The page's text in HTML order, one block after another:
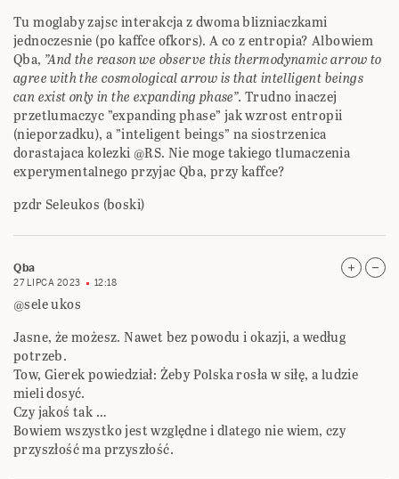
Tu moglaby zajsc interakcja z dwoma blizniaczkami
jednoczesnie (po kaffce ofkors). A co z entropia? Albowiem
Qba, ”And the reason we observe this thermodynamic arrow to
agree with the cosmological arrow is that intelligent beings
can exist only in the expanding phase”. Trudno inaczej
przetlumaczyc ”expanding phase” jak wzrost entropii
(nieporzadku), a ”inteligent beings” na siostrzenica
dorastajaca kolezki @RS. Nie moge takiego tlumaczenia
experymentalnego przyjac Qba, przy kaffce?
pzdr Seleukos (boski)
Qba
27 LIPCA 2023 12:18
@sele ukos
Jasne, że możesz. Nawet bez powodu i okazji, a według
potrzeb.
Tow, Gierek powiedział: Żeby Polska rosła w siłę, a ludzie
mieli dosyć.
Czy jakoś tak …
Bowiem wszystko jest względne i dlatego nie wiem, czy
przyszłość ma przyszłość.